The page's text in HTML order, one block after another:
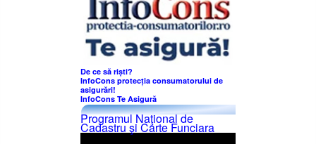
De ce să riști?
InfoCons protecția consumatorului de
asigurări!
InfoCons Te Asigură
Programul Naţional de
Cadastru şi Carte Funciara